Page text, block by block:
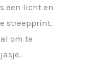
een licht en
streepprint.
om te